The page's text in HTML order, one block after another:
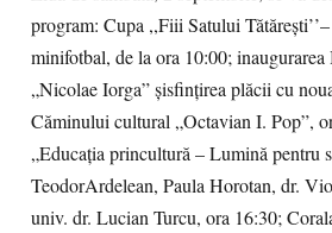
program: Cupa ,,FiiiSatuluiTătăreşti’’–
minifotbal, de laora 10:00;inaugurarea
„NicolaeIorga”şisfinţireaplăciicu
Căminuluicultural „Octavian I. Pop”,
„Educaţiaprincultură–Luminăpentru
TeodorArdelean, PaulaHorotan, dr.
univ. dr. LucianTurcu, ora 16:30;